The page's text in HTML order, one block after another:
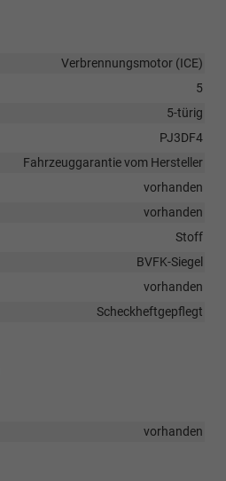
Verbrennungsmotor (ICE)
5
5-türig
PJ3DF4
Fahrzeuggarantie vom Hersteller
vorhanden
vorhanden
Stoff
BVFK-Siegel
vorhanden
Scheckheftgepflegt
vorhanden